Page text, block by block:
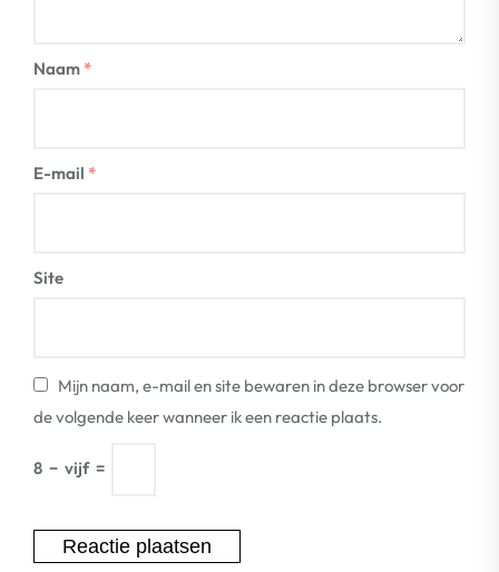
Naam *
E-mail *
Site
Mijn naam, e-mail en site bewaren in deze browser voor
de volgende keer wanneer ik een reactie plaats.
8 − vijf =